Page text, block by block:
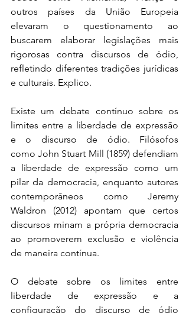
outros países da União Europeia
elevaram o questionamento ao
buscarem elaborar legislações mais
rigorosas contra discursos de ódio,
refletindo diferentes tradições jurídicas
e culturais. Explico.
Existe um debate contínuo sobre os
limites entre a liberdade de expressão
e o discurso de ódio. Filósofos
como John Stuart Mill (1859) defendiam
a liberdade de expressão como um
pilar da democracia, enquanto autores
contemporâneos como Jeremy
Waldron (2012) apontam que certos
discursos minam a própria democracia
ao promoverem exclusão e violência
de maneira contínua.
O debate sobre os limites entre
liberdade de expressão e a
configuração do discurso de ódio